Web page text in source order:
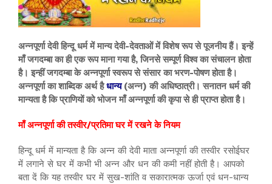
अन्नपूर्णा देवी हिन्दू धर्म में मान्य देवी-देवताओं में विशेष रूप से पूजनीय हैं। इन्हें
माँ जगदम्बा का ही एक रूप माना गया है, जिनसे सम्पूर्ण विश्व का संचालन होता
है। इन्हीं जगदम्बा के अन्नपूर्णा स्वरूप से संसार का भरण-पोषण होता है।
अन्नपूर्णा का शाब्दिक अर्थ हैधान्य(अन्न) की अधिष्ठात्री। सनातन धर्म की
मान्यता है कि प्राणियों को भोजन माँ अन्नपूर्णा की कृपा से ही प्राप्त होता है।
माँ अन्नपूर्णा की तस्वीर/प्रतिमा घर में रखने के नियम
हिन्दू धर्म में मान्यता है कि अन्न की देवी माता अन्नपूर्णा की तस्वीर रसोईघर
में लगाने से घर में कभी भी अन्न और धन की कमी नहीं होती है। आपको
बता दें कि यह तस्वीर घर में सुख-शांति व सकारात्मक ऊर्जा एवं धन-धान्य